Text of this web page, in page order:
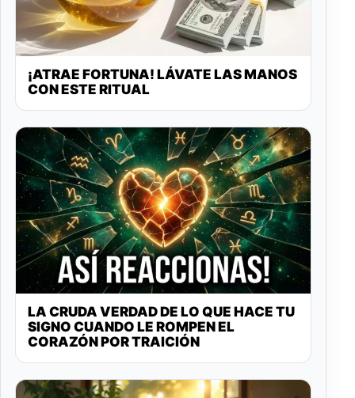
¡ATRAE FORTUNA! LÁVATE LAS MANOS
CON ESTE RITUAL
LA CRUDA VERDAD DE LO QUE HACE TU
SIGNO CUANDO LE ROMPEN EL
CORAZÓN POR TRAICIÓN